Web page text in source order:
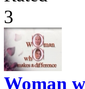
Woman